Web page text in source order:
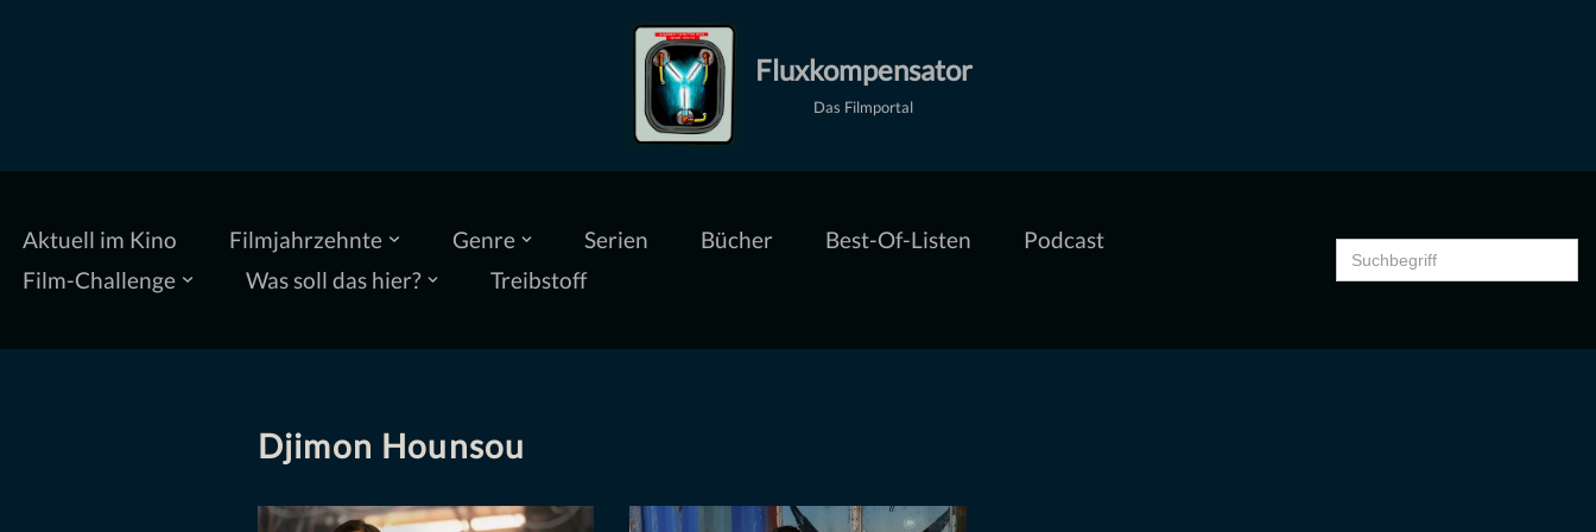
Fluxkompensator
Das Filmportal
Aktuell im Kino Filmjahrzehnte Genre Serien Bücher Best-Of-Listen
Podcast
Film-Challenge
Was soll das hier? Treibstoff
Search
for:
Djimon Hounsou